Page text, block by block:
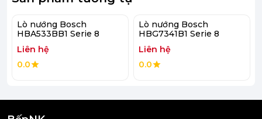
- Khoang lò được tráng men Titan có khả năng
Lò nướng Bosch
HBA533BB1 Serie 8
Liên hệ
0.0
Lò nướng Bosch
HBG7341B1 Serie 8
Liên hệ
0.0